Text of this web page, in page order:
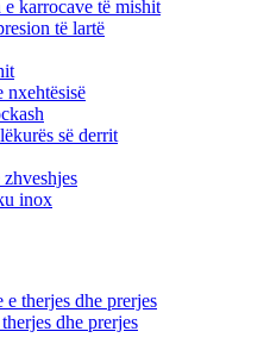
karrocave të mishit
të lartë
nxehtësisë
së derrit
inox
dhe prerjes